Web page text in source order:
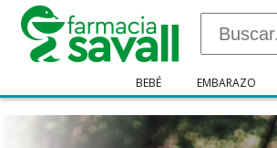
BEBÉ EMBARAZO